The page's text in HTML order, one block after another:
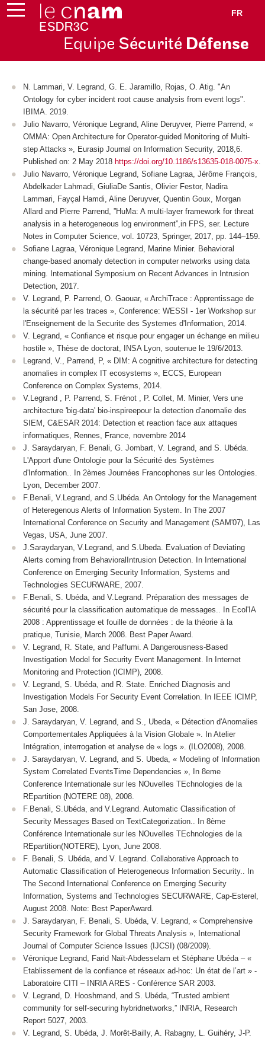
FR
Equipe Sécurité Défense
N. Lammari, V. Legrand, G. E. Jaramillo, Rojas, O. Atig. "An
Ontology for cyber incident root cause analysis from event logs".
IBIMA. 2019.
Julio Navarro, Véronique Legrand, Aline Deruyver, Pierre Parrend, «
OMMA: Open Architecture for Operator-guided Monitoring of Multi-
step Attacks », Eurasip Journal on Information Security, 2018,6.
Published on: 2 May 2018 https://doi.org/10.1186/s13635-018-0075-x
Julio Navarro, Véronique Legrand, Sofiane Lagraa, Jérôme François,
Abdelkader Lahmadi, GiuliaDe Santis, Olivier Festor, Nadira
Lammari, Fayçal Hamdi, Aline Deruyver, Quentin Goux, Morgan
Allard and Pierre Parrend, ”HuMa: A multi-layer framework for threat
analysis in a heterogeneous log environment”,in FPS, ser. Lecture
Notes in Computer Science, vol. 10723, Springer, 2017, pp. 144–159.
Sofiane Lagraa, Véronique Legrand, Marine Minier. Behavioral
change-based anomaly detection in computer networks using data
mining. International Symposium on Recent Advances in Intrusion
Detection, 2017.
V. Legrand, P. Parrend, O. Gaouar, « ArchiTrace : Apprentissage de
la sécurité par les traces », Conference: WESSI - 1er Workshop sur
l'Enseignement de la Securite des Systemes d'Information, 2014.
V. Legrand, « Confiance et risque pour engager un échange en milieu
hostile », Thèse de doctorat, INSA Lyon, soutenue le 19/6/2013.
Legrand, V., Parrend, P, « DIM: A cognitive architecture for detecting
anomalies in complex IT ecosystems », ECCS, European
Conference on Complex Systems, 2014.
V.Legrand , P. Parrend, S. Frénot , P. Collet, M. Minier, Vers une
architecture 'big-data' bio-inspireepour la detection d'anomalie des
SIEM, C&ESAR 2014: Detection et reaction face aux attaques
informatiques, Rennes, France, novembre 2014
J. Saraydaryan, F. Benali, G. Jombart, V. Legrand, and S. Ubéda.
L'Apport d'une Ontologie pour la Sécurité des Systèmes
d'Information.. In 2èmes Journées Francophones sur les Ontologies.
Lyon, December 2007.
F.Benali, V.Legrand, and S.Ubéda. An Ontology for the Management
of Heteregenous Alerts of Information System. In The 2007
International Conference on Security and Management (SAM'07), Las
Vegas, USA, June 2007.
J.Saraydaryan, V.Legrand, and S.Ubeda. Evaluation of Deviating
Alerts coming from BehavioralIntrusion Detection. In International
Conference on Emerging Security Information, Systems and
Technologies SECURWARE, 2007.
F.Benali, S. Ubéda, and V.Legrand. Préparation des messages de
sécurité pour la classification automatique de messages.. In Ecol'IA
2008 : Apprentissage et fouille de données : de la théorie à la
pratique, Tunisie, March 2008. Best Paper Award.
V. Legrand, R. State, and Paffumi. A Dangerousness-Based
Investigation Model for Security Event Management. In Internet
Monitoring and Protection (ICIMP), 2008.
V. Legrand, S. Ubéda, and R. State. Enriched Diagnosis and
Investigation Models For Security Event Correlation. In IEEE ICIMP,
San Jose, 2008.
J. Saraydaryan, V. Legrand, and S., Ubeda, « Détection d'Anomalies
Comportementales Appliquées à la Vision Globale ». In Atelier
Intégration, interrogation et analyse de « logs ». (ILO2008), 2008.
J. Saraydaryan, V. Legrand, and S. Ubeda, « Modeling of Information
System Correlated EventsTime Dependencies », In 8eme
Conference Internationale sur les NOuvelles TEchnologies de la
REpartition (NOTERE 08), 2008.
F.Benali, S.Ubéda, and V.Legrand. Automatic Classification of
Security Messages Based on TextCategorization.. In 8ème
Conférence Internationale sur les NOuvelles TEchnologies de la
REpartition(NOTERE), Lyon, June 2008.
F. Benali, S. Ubéda, and V. Legrand. Collaborative Approach to
Automatic Classification of Heterogeneous Information Security.. In
The Second International Conference on Emerging Security
Information, Systems and Technologies SECURWARE, Cap-Esterel,
August 2008. Note: Best PaperAward.
J. Saraydaryan, F. Benali, S. Ubéda, V. Legrand, « Comprehensive
Security Framework for Global Threats Analysis », International
Journal of Computer Science Issues (IJCSI) (08/2009).
Véronique Legrand, Farid Naït-Abdesselam et Stéphane Ubéda – «
Etablissement de la confiance et réseaux ad-hoc: Un état de l’art » -
Laboratoire CITI – INRIA ARES - Conférence SAR 2003.
V. Legrand, D. Hooshmand, and S. Ubéda, “Trusted ambient
community for self-securing hybridnetworks,” INRIA, Research
Report 5027, 2003.
V. Legrand, S. Ubéda, J. Morêt-Bailly, A. Rabagny, L. Guihéry, J-P.